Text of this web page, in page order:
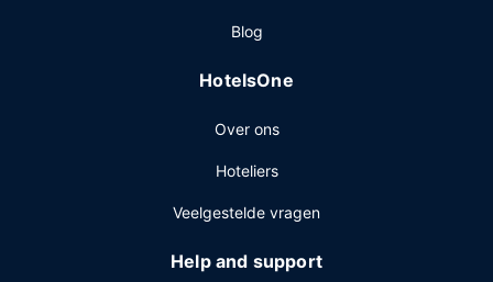
Blog
HotelsOne
Over ons
Hoteliers
Veelgestelde vragen
Help and support